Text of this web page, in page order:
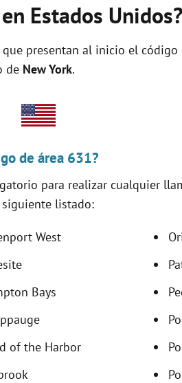
Estados Unidos?
que presentan al inicio el código
de New York.
de área 631?
para realizar cualquier
listado:
West
Bays
of the Harbor